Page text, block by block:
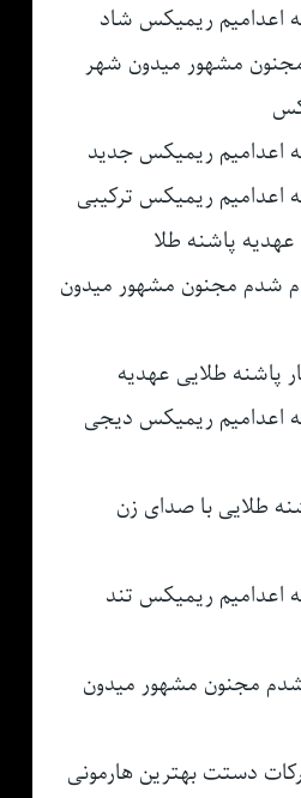
اعدامیم ریمیکس شاد
مشهور میدون شهر
اعدامیم ریمیکس جدید
اعدامیم ریمیکس ترکیبی
پاشنه طلا
شدم مجنون مشهور میدون
پاشنه طلایی عهدیه
اعدامیم ریمیکس دیجی
طلایی با صدای زن
اعدامیم ریمیکس تند
مجنون مشهور میدون
دستت بهترین هارمونی